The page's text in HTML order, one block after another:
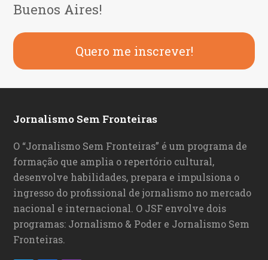
Buenos Aires!
Quero me inscrever!
Jornalismo Sem Fronteiras
O “Jornalismo Sem Fronteiras” é um programa de
formação que amplia o repertório cultural,
desenvolve habilidades, prepara e impulsiona o
ingresso do profissional de jornalismo no mercado
nacional e internacional. O JSF envolve dois
programas: Jornalismo & Poder e Jornalismo Sem
Fronteiras.